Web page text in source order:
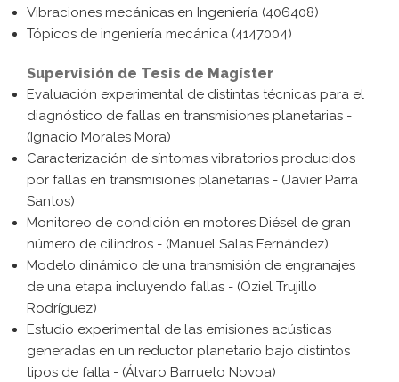
Vibraciones mecánicas en Ingeniería (406408)
Tópicos de ingeniería mecánica (4147004)
Supervisión de Tesis de Magíster
Evaluación experimental de distintas técnicas para el
diagnóstico de fallas en transmisiones planetarias -
(Ignacio Morales Mora)
Caracterización de síntomas vibratorios producidos
por fallas en transmisiones planetarias - (Javier Parra
Santos)
Monitoreo de condición en motores Diésel de gran
número de cilindros - (Manuel Salas Fernández)
Modelo dinámico de una transmisión de engranajes
de una etapa incluyendo fallas - (Oziel Trujillo
Rodríguez)
Estudio experimental de las emisiones acústicas
generadas en un reductor planetario bajo distintos
tipos de falla - (Álvaro Barrueto Novoa)